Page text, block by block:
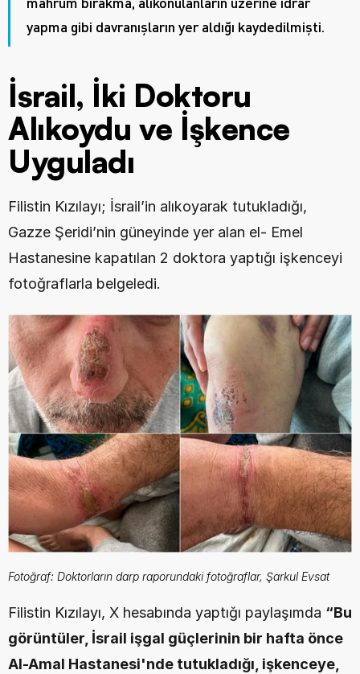
yapma gibi davranışların yer aldığı kaydedilmişti.
İsrail, İki Doktoru
Alıkoydu ve İşkence
Uyguladı
Filistin Kızılayı; İsrail’in alıkoyarak tutukladığı,
Gazze Şeridi’nin güneyinde yer alan el- Emel
Hastanesine kapatılan 2 doktora yaptığı işkenceyi
fotoğraflarla belgeledi.
Fotoğraf: Doktorların darp raporundaki fotoğraflar, Şarkul Evsat
Filistin Kızılayı, X hesabında yaptığı paylaşımda “Bu
görüntüler, İsrail işgal güçlerinin bir hafta önce
Al-Amal Hastanesi'nde tutukladığı, işkenceye,